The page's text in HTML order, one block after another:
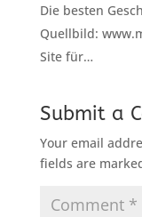
Die besten
Quellbild:
Site für…
Submit a
Your email
fields are